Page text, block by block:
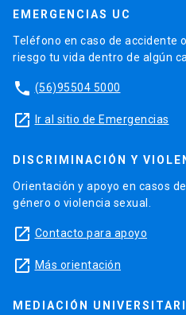
EMERGENCIAS UC
Teléfono en caso de accidente
riesgo tu vida dentro de algún
phone (56)95504 5000
launch Ir al sitio de Emergencias
DISCRIMINACIÓN Y
Orientación y apoyo en casos
género o violencia sexual.
launch Contacto para apoyo
launch Más orientación
MEDIACIÓN